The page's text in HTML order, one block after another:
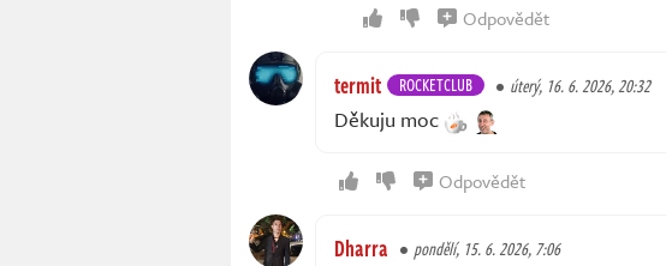
Odpovědět
termit ROCKETCLUB úterý, 16. 6. 2026, 20:32
Děkuju moc
Odpovědět
Dharra pondělí, 15. 6. 2026, 7:06